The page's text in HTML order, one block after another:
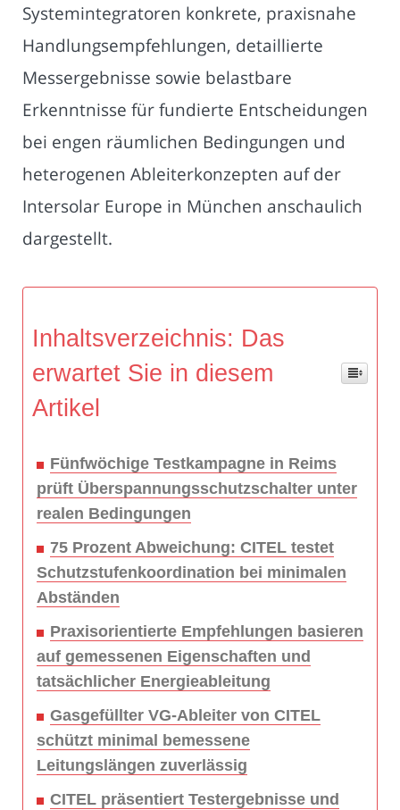
Systemintegratoren konkrete, praxisnahe
Handlungsempfehlungen, detaillierte
Messergebnisse sowie belastbare
Erkenntnisse für fundierte Entscheidungen
bei engen räumlichen Bedingungen und
heterogenen Ableiterkonzepten auf der
Intersolar Europe in München anschaulich
dargestellt.
Inhaltsverzeichnis: Das
erwartet Sie in diesem
Artikel
Fünfwöchige Testkampagne in Reims
prüft Überspannungsschutzschalter unter
realen Bedingungen
75 Prozent Abweichung: CITEL testet
Schutzstufenkoordination bei minimalen
Abständen
Praxisorientierte Empfehlungen basieren
auf gemessenen Eigenschaften und
tatsächlicher Energieableitung
Gasgefüllter VG-Ableiter von CITEL
schützt minimal bemessene
Leitungslängen zuverlässig
CITEL präsentiert Testergebnisse und